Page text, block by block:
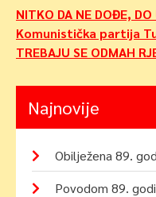
Navigacija
objava
NITKO DA NE DOĐE, DO
Komunistička partija
TREBAJU SE ODMAH
Najnovije
Obilježena 89.
Povodom 89.